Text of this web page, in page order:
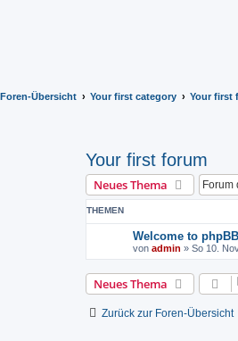
Foren-Übersicht Your first category Your first
Your first forum
Neues Thema
THEMEN
Welcome to
von admin » So 10.
Neues Thema
Zurück zur Foren-Übersicht